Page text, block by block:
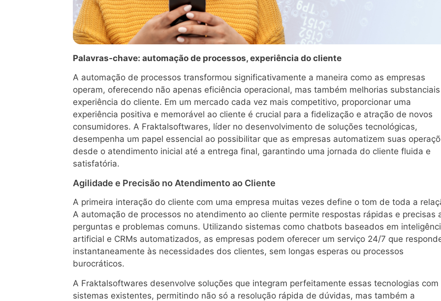
Palavras-chave: automação de processos, experiência do cliente
A automação de processos transformou significativamente a maneira como as empresas
operam, oferecendo não apenas eficiência operacional, mas também melhorias
experiência do cliente. Em um mercado cada vez mais competitivo, proporcionar uma
experiência positiva e memorável ao cliente é crucial para a fidelização e atração de novos
consumidores. A Fraktalsoftwares, líder no desenvolvimento de soluções tecnológicas,
desempenha um papel essencial ao possibilitar que as empresas automatizem suas
desde o atendimento inicial até a entrega final, garantindo uma jornada do cliente fluida e
satisfatória.
Agilidade e Precisão no Atendimento ao Cliente
A primeira interação do cliente com uma empresa muitas vezes define o tom de toda a
A automação de processos no atendimento ao cliente permite respostas rápidas e precisas
perguntas e problemas comuns. Utilizando sistemas como chatbots baseados em
artificial e CRMs automatizados, as empresas podem oferecer um serviço 24/7 que
instantaneamente às necessidades dos clientes, sem longas esperas ou processos
burocráticos.
A Fraktalsoftwares desenvolve soluções que integram perfeitamente essas tecnologias com
sistemas existentes, permitindo não só a resolução rápida de dúvidas, mas também a